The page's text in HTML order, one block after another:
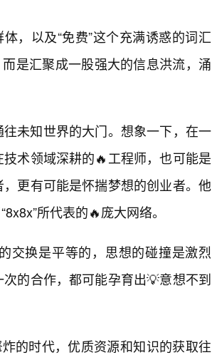
，以及“免费”这个充满诱惑的词汇
是汇聚成一股强大的信息洪流，涌
未知世界的大门。想象一下，在一
术领域深耕的🔥工程师，也可能是
更有可能是怀揣梦想的创业者。他
所代表的🔥庞大网络。
交换是平等的，思想的碰撞是激烈
的合作，都可能孕育出💡意想不到
的时代，优质资源和知识的获取往